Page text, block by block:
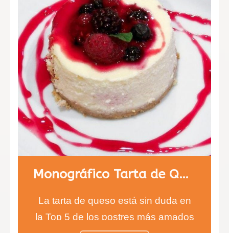
Monográfico Tarta de Queso
La tarta de queso está sin duda en
la Top 5 de los postres más amados